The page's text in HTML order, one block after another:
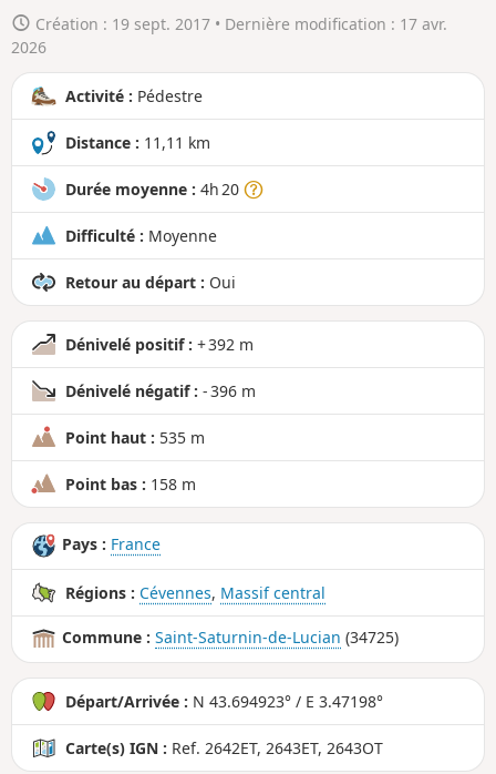
r
d
Création : 19 sept. 2017• Dernière modification : 17 avr.
2026
Activité : Pédestre
Distance : 11,11 km
Durée moyenne : 4h 20
Difficulté : Moyenne
Retour au départ : Oui
Dénivelé positif : + 392 m
Dénivelé négatif : - 396 m
Point haut : 535 m
Point bas : 158 m
Pays : France
Régions : Cévennes, Massif central
Commune : Saint-Saturnin-de-Lucian (34725)
Départ/Arrivée : N 43.694923° / E 3.47198°
Carte(s) IGN : Ref. 2642ET, 2643ET, 2643OT